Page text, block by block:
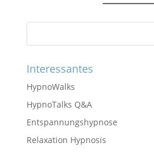
Interessantes
HypnoWalks
HypnoTalks Q&A
Entspannungshypnose
Relaxation Hypnosis